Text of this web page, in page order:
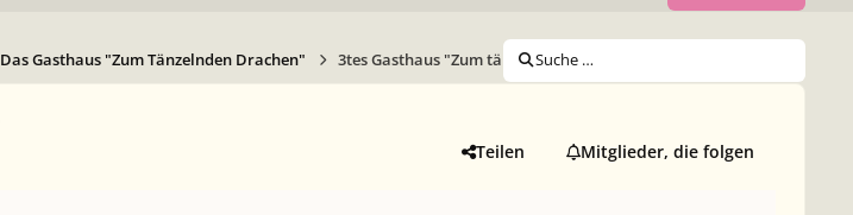
Das Gasthaus "Zum Tänzelnden Drachen" 3tes Gasthaus "Zum tänzelnden Drachen"
Suche …
Teilen Mitglieder, die folgen